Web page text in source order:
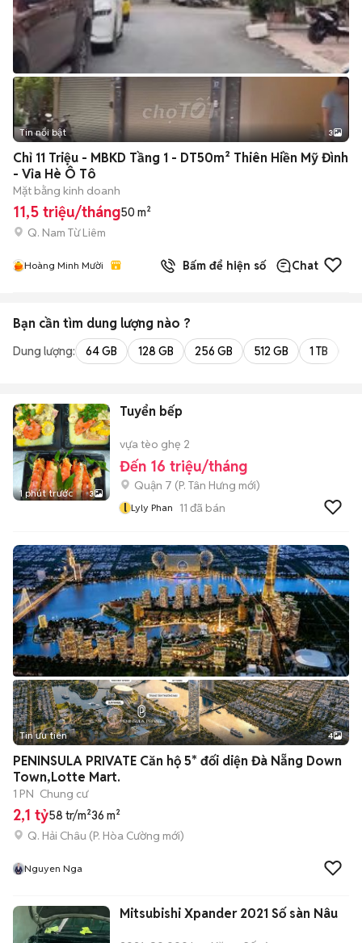
Tin nổi bật 3
Chỉ 11 Triệu - MBKD Tầng 1 - DT50m² Thiên Hiền Mỹ Đình
- Vỉa Hè Ô Tô
Mặt bằng kinh doanh
11,5 triệu/tháng50 m²
Q. Nam Từ Liêm
Hoàng Minh Mười Bấm để hiện số Chat
Bạn cần tìm dung lượng nào ?
Dung lượng: 64 GB 128 GB 256 GB 512 GB 1 TB
1 phút trước 3
Tuyển bếp
vựa tèo ghẹ 2
Đến 16 triệu/tháng
Quận 7 (P. Tân Hưng mới)
l Lyly Phan 11 đã bán
Tin ưu tiên 4
PENINSULA PRIVATE Căn hộ 5* đối diện Đà Nẵng Down
Town,Lotte Mart.
1 PN Chung cư
2,1 tỷ58 tr/m²36 m²
Q. Hải Châu (P. Hòa Cường mới)
Nguyen Nga
Mitsubishi Xpander 2021 Số sàn Nâu